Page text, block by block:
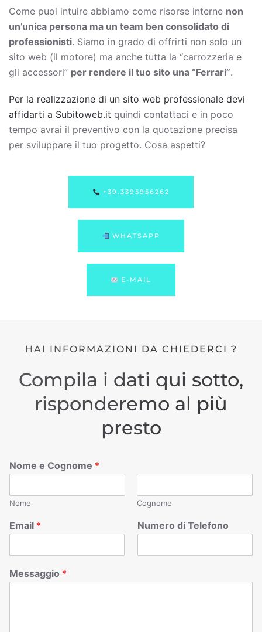
Come puoi intuire abbiamo come risorse interne non
un’unica persona ma un team ben consolidato di
professionisti. Siamo in grado di offrirti non solo un
sito web (il motore) ma anche tutta la “carrozzeria e
gli accessori” per rendere il tuo sito una “Ferrari”.
Per la realizzazione di un sito web professionale devi
affidarti a Subitoweb.it quindi contattaci e in poco
tempo avrai il preventivo con la quotazione precisa
per sviluppare il tuo progetto. Cosa aspetti?
+39.3395956262
WHATSAPP
E-MAIL
HAI INFORMAZIONI DA CHIEDERCI ?
Compila i dati qui sotto,
risponderemo al più
presto
Nome e Cognome *
Nome Cognome
Email * Numero di Telefono
Messaggio *